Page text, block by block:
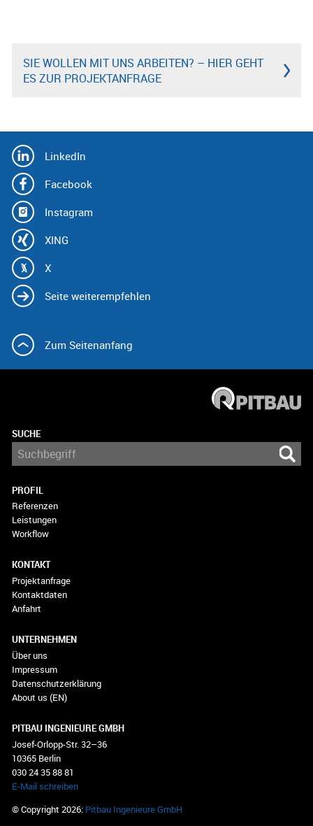
SIE WOLLEN MIT UNS ARBEITEN? – HIER GEHT
ES ZUR PROJEKTANFRAGE
LinkedIn
Facebook
Instagram
XING
X
Seite weiterempfehlen
Zum Seitenanfang
SUCHE
PROFIL
Referenzen
Leistungen
Workflow
KONTAKT
Projektanfrage
Kontaktdaten
Anfahrt
UNTERNEHMEN
Über uns
Impressum
Datenschutzerklärung
About us (EN)
PITBAU INGENIEURE GMBH
Josef-Orlopp-Str. 32–36
10365 Berlin
030 24 35 88 81
E-Mail schreiben
© Copyright 2026: Pitbau Ingenieure GmbH